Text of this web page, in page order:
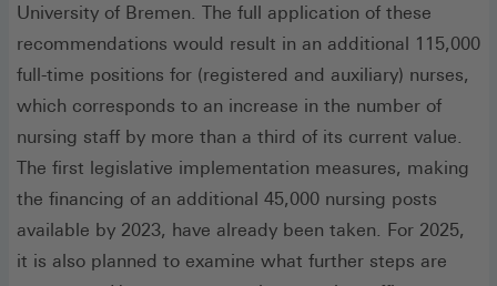
University of Bremen. The full application of these
recommendations would result in an additional 115,000
full-time positions for (registered and auxiliary) nurses,
which corresponds to an increase in the number of
nursing staff by more than a third of its current value.
The first legislative implementation measures, making
the financing of an additional 45,000 nursing posts
available by 2023, have already been taken. For 2025,
it is also planned to examine what further steps are